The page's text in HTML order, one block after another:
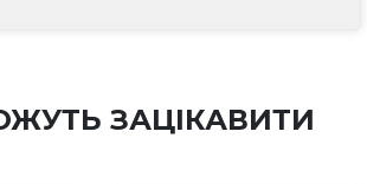
ЗАЦІКАВИТИ